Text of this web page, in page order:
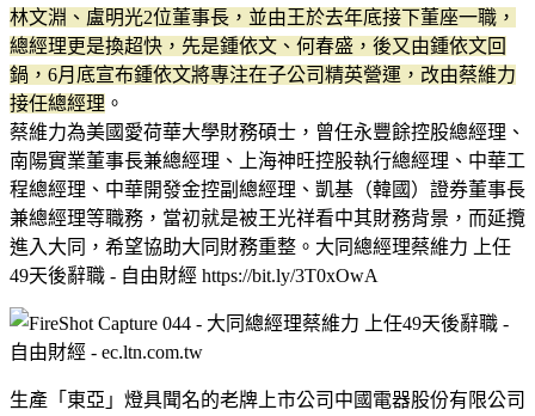
林文淵、盧明光2位董事長，並由王於去年底接下董座一職，
總經理更是換超快，先是鍾依文、何春盛，後又由鍾依文回
鍋，6月底宣布鍾依文將專注在子公司精英營運，改由蔡維力
接任總經理 。
蔡維力為美國愛荷華大學財務碩士，曾任永豐餘控股總經理、
南陽實業董事長兼總經理、上海神旺控股執行總經理、中華工
程總經理、中華開發金控副總經理、凱基（韓國）證券董事長
兼總經理等職務，當初就是被王光祥看中其財務背景，而延攬
進入大同，希望協助大同財務重整。大同總經理蔡維力 上任
49天後辭職 - 自由財經 https://bit.ly/3T0xOwA
生產「東亞」燈具聞名的老牌上市公司中國電器股份有限公司